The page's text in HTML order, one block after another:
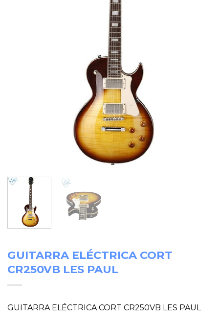
GUITARRA ELÉCTRICA CORT
CR250VB LES PAUL
GUITARRA ELÉCTRICA CORT CR250VB LES PAUL